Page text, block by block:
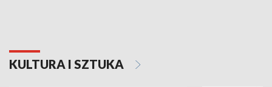
KULTURA I SZTUKA